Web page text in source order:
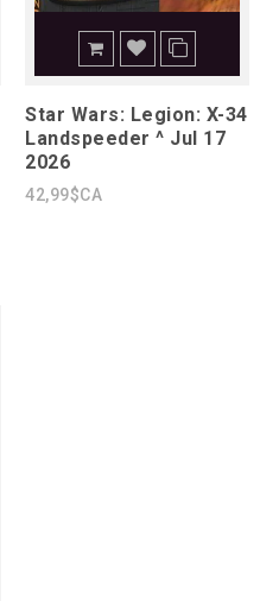
Star Wars: Legion: X-34
Landspeeder ^ Jul 17
2026
42,99$CA